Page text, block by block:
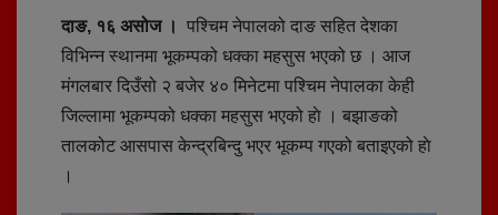
दाङ, १६ असोज ।
पश्चिम नेपालको दाङ सहित देशका
विभिन्न स्थानमा भूकम्पको धक्का महसुस भएको छ । आज
मंगलबार दिउँसो २ बजेर ४० मिनेटमा पश्चिम नेपालका केही
जिल्लामा भूकम्पको धक्का महसुस भएको हाे । बझाङको
तालकोट आसपास केन्द्रबिन्दु भएर भूकम्प गएको बताइएको हाे
।